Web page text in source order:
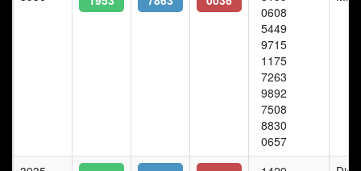
0608
5449
9715
1175
7263
9892
7508
8830
0657